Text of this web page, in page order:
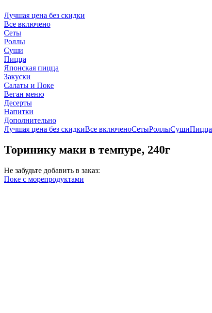
Лучшая цена без скидки
Все включено
Сеты
Роллы
Суши
Пицца
Японская пицца
Закуски
Салаты и Поке
Веган меню
Десерты
Напитки
Дополнительно
Лучшая цена без скидкиВсе включеноСетыРоллыСушиПицца
Торинику маки в темпуре, 240г
Не забудьте добавить в заказ:
Поке с морепродуктами